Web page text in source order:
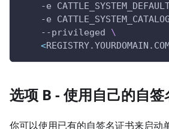
    -e
    -e
CATTLE_SYSTEM_CATALOG
    --privileged
\
<
选项 B - 使用自己的自签
你可以使用已有的自签名证书来启动